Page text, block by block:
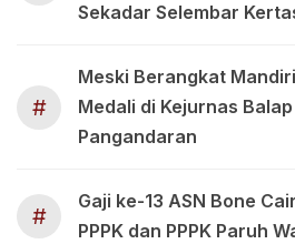
Sekadar Selembar
#
Meski Berangkat
Medali di Kejurnas
Pangandaran
#
Gaji ke-13 ASN Bone
PPPK dan PPPK Paruh